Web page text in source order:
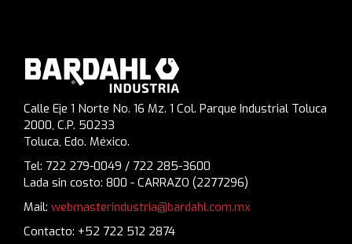
Calle Eje 1 Norte No. 16 Mz. 1 Col. Parque Industrial Toluca
2000, C.P. 50233
Toluca, Edo. México.
Tel: 722 279-0049 / 722 285-3600
Lada sin costo: 800 - CARRAZO (2277296)
Mail: webmasterindustria@bardahl.com.mx
Contacto: +52 722 512 2874